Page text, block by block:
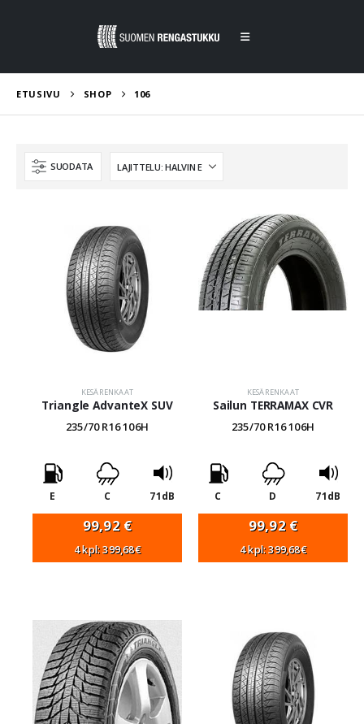
ETUSIVU SHOP 106
SUODATA
KESÄRENKAAT
Triangle AdvanteX SUV
235/70 R16 106H
E C 71dB
99,92 €
4 kpl: 399,68€
KESÄRENKAAT
Sailun TERRAMAX CVR
235/70 R16 106H
C D 71dB
99,92 €
4 kpl: 399,68€